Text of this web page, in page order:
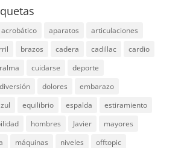
acrobático aparatos
articulaciones
brazos cadera cadillac
cardio
cuidarse
deporte
diversión dolores
embarazo
equilibrio espalda
estiramiento
hombres Javier
mayores
máquinas niveles
offtopic